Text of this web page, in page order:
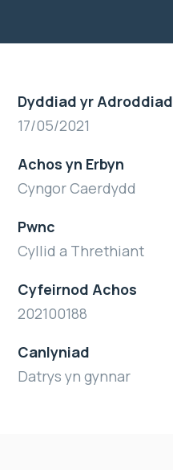
Dyddiad yr Adroddiad
17/05/2021
Achos yn Erbyn
Cyngor Caerdydd
Pwnc
Cyllid a Threthiant
Cyfeirnod Achos
202100188
Canlyniad
Datrys yn gynnar